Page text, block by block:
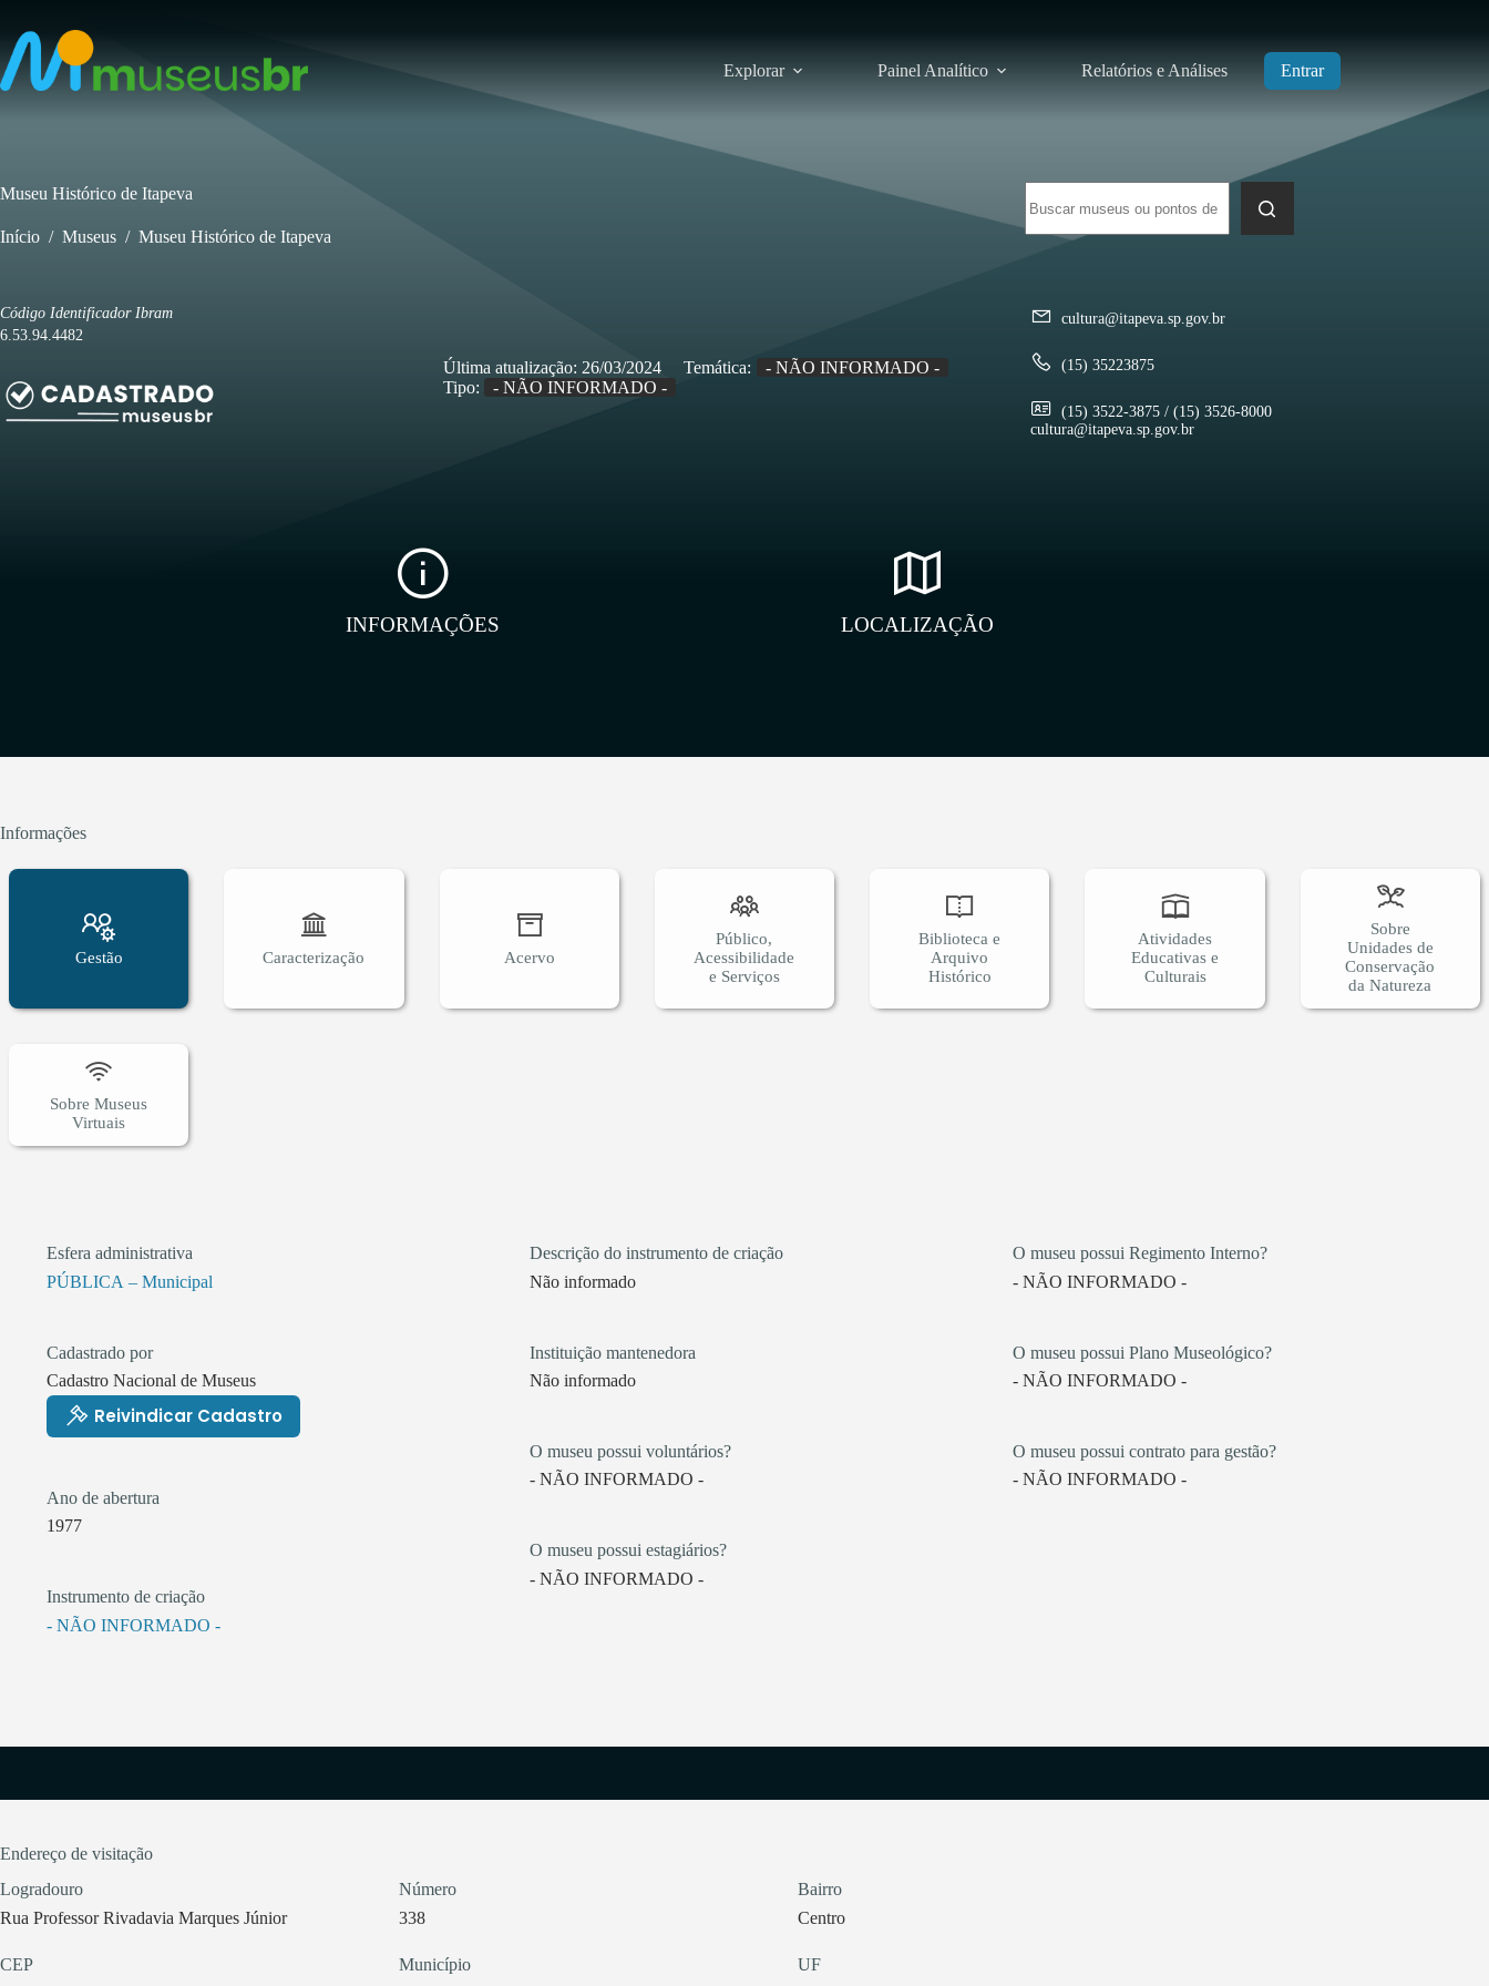
para
conteúdo
Explorar Painel Analítico Relatórios e Análises Entrar
resultados
Museu Histórico de Itapeva
Início / Museus / Museu Histórico de Itapeva
Código Identificador Ibram
6.53.94.4482
cultura@itapeva.sp.gov.br
(15) 35223875
(15) 3522-3875 / (15) 3526-8000
cultura@itapeva.sp.gov.br
Última atualização: 26/03/2024 Temática:
- NÃO INFORMADO -
Tipo:
- NÃO INFORMADO -
INFORMAÇÕES LOCALIZAÇÃO
Informações
Gestão
Esfera administrativa
PÚBLICA – Municipal
Cadastrado por
Cadastro Nacional de Museus
Reivindicar Cadastro
Ano de abertura
1977
Instrumento de criação
- NÃO INFORMADO -
Descrição do instrumento de criação
Não informado
Instituição mantenedora
Não informado
O museu possui voluntários?
- NÃO INFORMADO -
O museu possui estagiários?
- NÃO INFORMADO -
O museu possui Regimento Interno?
- NÃO INFORMADO -
O museu possui Plano Museológico?
- NÃO INFORMADO -
O museu possui contrato para gestão?
- NÃO INFORMADO -
Caracterização Acervo
Público,
Acessibilidade
e Serviços
Biblioteca e
Arquivo
Histórico
Atividades
Educativas e
Culturais
Sobre
Unidades de
Conservação
da Natureza
Sobre Museus
Virtuais
Endereço de visitação
Logradouro
Rua Professor Rivadavia Marques Júnior
Número
338
Bairro
Centro
CEP
Município
UF